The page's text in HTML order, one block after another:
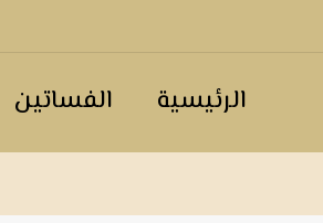
الرئيسية الفساتين